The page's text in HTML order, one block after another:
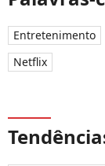
Entretenimento
Netflix